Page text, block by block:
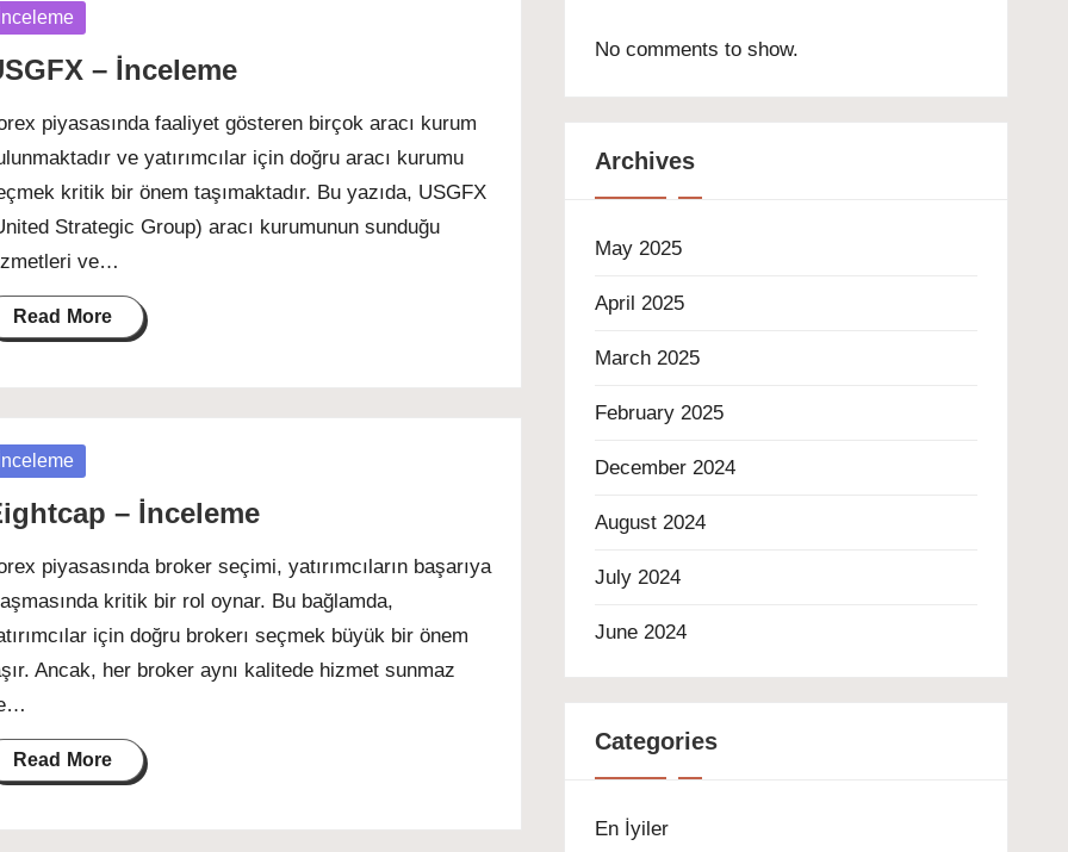
İnceleme
– İnceleme
piyasasında faaliyet gösteren birçok aracı kurum
ve yatırımcılar için doğru aracı kurumu
kritik bir önem taşımaktadır. Bu yazıda, USGFX
Strategic Group) aracı kurumunun sunduğu
ve…
Read More
İnceleme
– İnceleme
piyasasında broker seçimi, yatırımcıların başarıya
kritik bir rol oynar. Bu bağlamda,
için doğru brokerı seçmek büyük bir önem
Ancak, her broker aynı kalitede hizmet sunmaz
Read More
No comments to show.
Archives
May 2025
April 2025
March 2025
February 2025
December 2024
August 2024
July 2024
June 2024
Categories
En İyiler